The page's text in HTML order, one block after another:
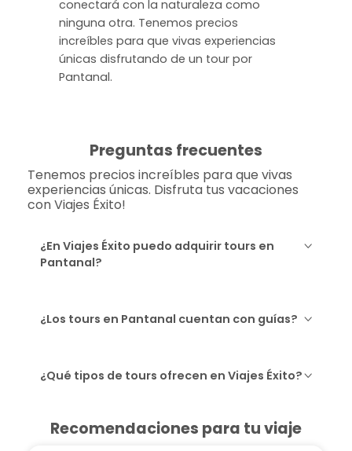
conectará con la naturaleza como
ninguna otra. Tenemos precios
increíbles para que vivas experiencias
únicas disfrutando de un tour por
Pantanal.
Preguntas frecuentes
Tenemos precios increíbles para que vivas
experiencias únicas. Disfruta tus vacaciones
con Viajes Éxito!
¿En Viajes Éxito puedo adquirir tours en
Pantanal?
¿Los tours en Pantanal cuentan con guías?
¿Qué tipos de tours ofrecen en Viajes Éxito?
Recomendaciones para tu viaje